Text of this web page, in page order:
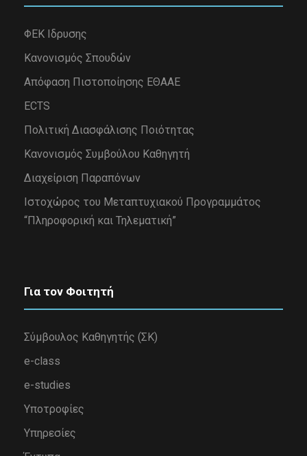
ΦΕΚ Ιδρυσης
Κανονισμός Σπουδών
Απόφαση Πιστοποίησης ΕΘΑΑΕ
ECTS
Πολιτική Διασφάλισης Ποιότητας
Κανονισμός Συμβούλου Καθηγητή
Διαχείριση Παραπόνων
Iστοχώρος του Μεταπτυχιακού Προγραμμάτος
“Πληροφορική και Τηλεματική”
Για τον Φοιτητή
Σύμβουλος Καθηγητής (ΣΚ)
e-class
e-studies
Υποτροφίες
Υπηρεσίες